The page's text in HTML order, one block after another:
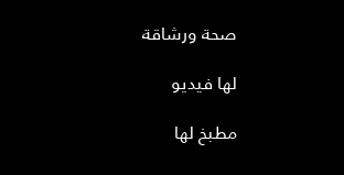
صحة ورشاقة
لها فيديو
مطبخ لها